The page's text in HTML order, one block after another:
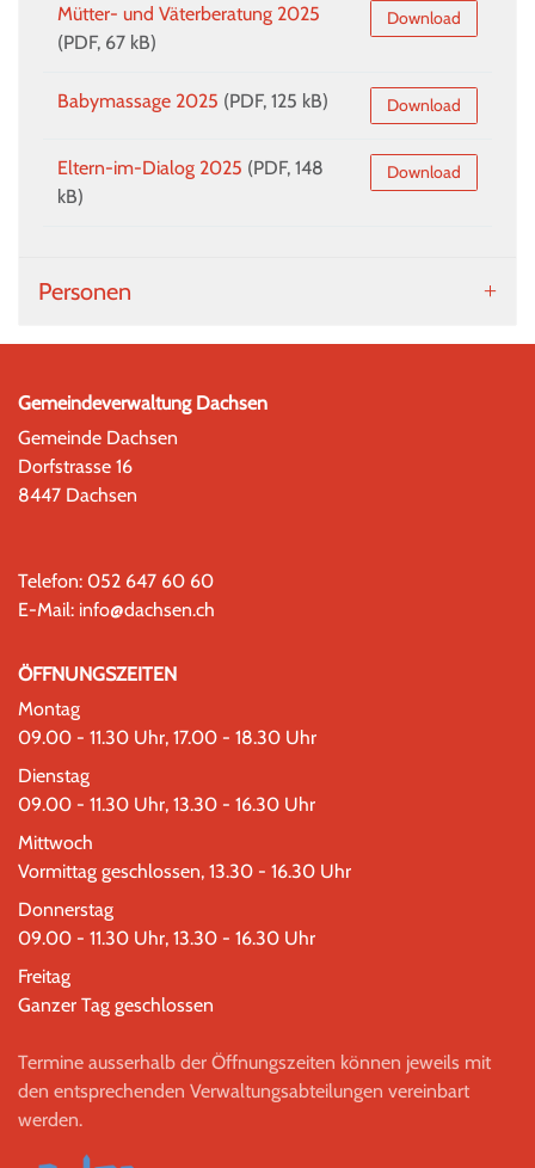
Mütter- und Väterberatung 2025
(PDF, 67 kB)
Download
Babymassage 2025 (PDF, 125 kB) Download
Eltern-im-Dialog 2025 (PDF, 148
kB)
Download
Personen
Gemeindeverwaltung Dachsen
Gemeinde Dachsen
Dorfstrasse 16
8447 Dachsen
Telefon: 052 647 60 60
E-Mail: info@dachsen.ch
ÖFFNUNGSZEITEN
Montag
09.00 - 11.30 Uhr, 17.00 - 18.30 Uhr
Dienstag
09.00 - 11.30 Uhr, 13.30 - 16.30 Uhr
Mittwoch
Vormittag geschlossen, 13.30 - 16.30 Uhr
Donnerstag
09.00 - 11.30 Uhr, 13.30 - 16.30 Uhr
Freitag
Ganzer Tag geschlossen
Termine ausserhalb der Öffnungszeiten können jeweils mit
den entsprechenden Verwaltungsabteilungen vereinbart
werden.